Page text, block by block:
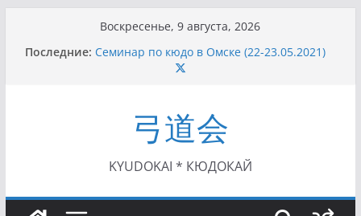
содержимому
Воскресенье, 9 августа, 2026
Последние: Семинар по кюдо в Омске (22-23.05.2021)
Чемпионат Росcии, Дёмино (2-5.09.2021)
II Кубок Посла Японии в России по Кюдо,
Орёл (25.07.2021)
I этап Кубка Московской области по Кюдо /
Сейдокан II (27.06.2021)
弓道会
KYUDOKAI * КЮДОКАЙ